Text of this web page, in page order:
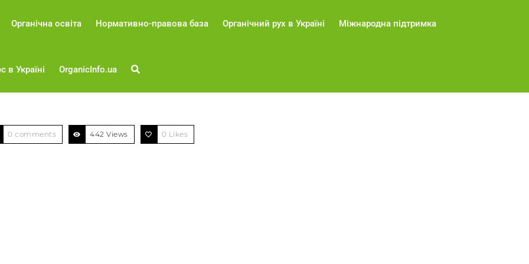
Органічна освіта Нормативно-правова база Органічний рух в Україні Міжнародна підтримка
в Україні OrganicInfo.ua
0 comments 442 Views 0 Likes